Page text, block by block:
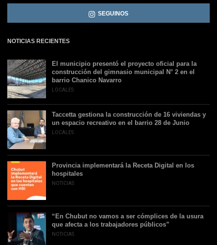
SEGUINOS
NOTICIAS RECIENTES
El municipio presentó el proyecto oficial para la
construcción del gimnasio municipal N° 2 en el
barrio Chanico Navarro
LOCALES
Taccetta gestiona la construcción de 16 viviendas y
un espacio recreativo en el barrio 28 de Junio
LOCALES
Provincia implementará la Receta Digital en los
hospitales
NOTICIAS
“En Chubut no vamos a ser cómplices de la usura
que afecta a los trabajadores públicos”
NOTICIAS